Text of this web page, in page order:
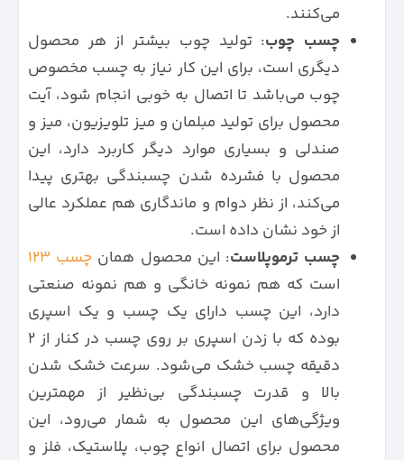
چسب آهن
مخصوص فلزات، ایجاد
اتصال قوی و دائمی
ساز
می‌کنند.
چسب چوب: تولید چوب بیشتر از هر محصول
دیگری است، برای این کار نیاز به چسب مخصوص
چوب می‌باشد تا اتصال به خوبی انجام شود، آیت
محصول برای تولید مبلمان و میز تلویزیون، میز و
صندلی و بسیاری موارد دیگر کاربرد دارد، این
محصول با فشرده شدن چسبندگی بهتری پیدا
می‌کند، از نظر دوام و ماندگاری هم عملکرد عالی
از خود نشان داده است.
چسب ترموپلاست: این محصول همان چسب 123
است که هم نمونه خانگی و هم نمونه صنعتی
دارد، این چسب دارای یک چسب و یک اسپری
بوده که با زدن اسپری بر روی چسب در کنار از 2
دقیقه چسب خشک می‌شود. سرعت خشک شدن
بالا و قدرت چسبندگی بی‌نظیر از مهمترین
ویژگی‌های این محصول به شمار می‌رود، این
محصول برای اتصال انواع چوب، پلاستیک، فلز و